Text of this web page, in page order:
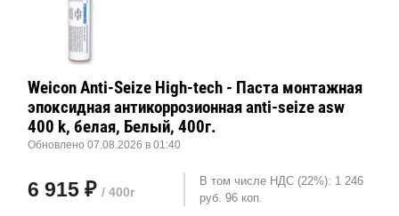
Weicon Anti-Seize High-tech - Паста монтажная
эпоксидная антикоррозионная anti-seize asw
400 k, белая, Белый, 400г.
Обновлено 07.08.2026 в 01:40
6 915 ₽ / 400г
В том числе НДС (22%): 1 246
руб. 96 коп.